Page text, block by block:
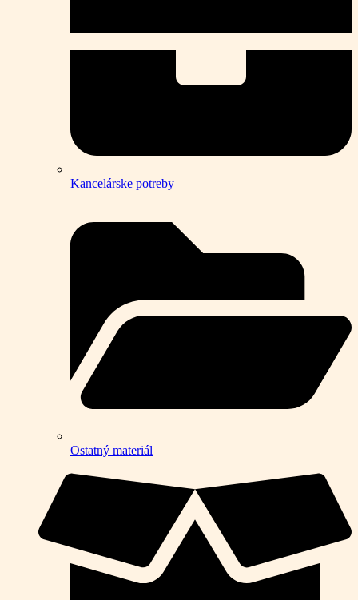
Kancelárske potreby
Ostatný materiál